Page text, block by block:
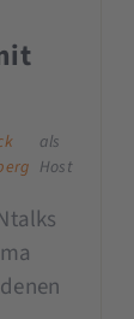
als
Host